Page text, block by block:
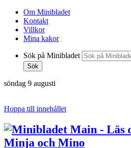
Om Minibladet
Kontakt
Villkor
Mina kakor
Sök på Minibladet
Sök
söndag 9 augusti
Hoppa till innehållet